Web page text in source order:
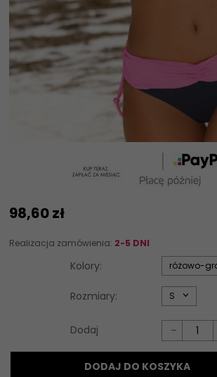
98,60zł
Realizacja zamówienia: 2-5 DNI
Kolory: różowo-
Rozmiary: options[35]
S
Dodaj
DODAJ DO KOSZYKA